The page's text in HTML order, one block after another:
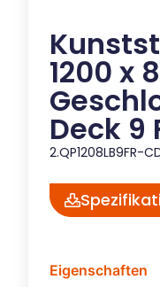
1200 x
Deck 9
2.QP1208LB9FR-
Eigenschaften